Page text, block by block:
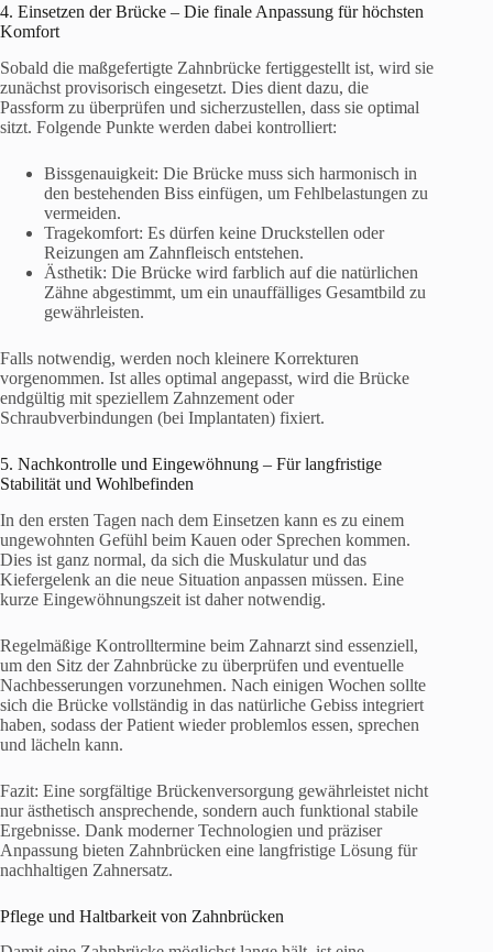
4. Einsetzen der Brücke – Die finale Anpassung für höchsten
Komfort
Sobald die maßgefertigte Zahnbrücke fertiggestellt ist, wird sie
zunächst provisorisch eingesetzt. Dies dient dazu, die
Passform zu überprüfen und sicherzustellen, dass sie optimal
sitzt. Folgende Punkte werden dabei kontrolliert:
Bissgenauigkeit: Die Brücke muss sich harmonisch in
den bestehenden Biss einfügen, um Fehlbelastungen zu
vermeiden.
Tragekomfort: Es dürfen keine Druckstellen oder
Reizungen am Zahnfleisch entstehen.
Ästhetik: Die Brücke wird farblich auf die natürlichen
Zähne abgestimmt, um ein unauffälliges Gesamtbild zu
gewährleisten.
Falls notwendig, werden noch kleinere Korrekturen
vorgenommen. Ist alles optimal angepasst, wird die Brücke
endgültig mit speziellem Zahnzement oder
Schraubverbindungen (bei Implantaten) fixiert.
5. Nachkontrolle und Eingewöhnung – Für langfristige
Stabilität und Wohlbefinden
In den ersten Tagen nach dem Einsetzen kann es zu einem
ungewohnten Gefühl beim Kauen oder Sprechen kommen.
Dies ist ganz normal, da sich die Muskulatur und das
Kiefergelenk an die neue Situation anpassen müssen. Eine
kurze Eingewöhnungszeit ist daher notwendig.
Regelmäßige Kontrolltermine beim Zahnarzt sind essenziell,
um den Sitz der Zahnbrücke zu überprüfen und eventuelle
Nachbesserungen vorzunehmen. Nach einigen Wochen sollte
sich die Brücke vollständig in das natürliche Gebiss integriert
haben, sodass der Patient wieder problemlos essen, sprechen
und lächeln kann.
Fazit: Eine sorgfältige Brückenversorgung gewährleistet nicht
nur ästhetisch ansprechende, sondern auch funktional stabile
Ergebnisse. Dank moderner Technologien und präziser
Anpassung bieten Zahnbrücken eine langfristige Lösung für
nachhaltigen Zahnersatz.
Pflege und Haltbarkeit von Zahnbrücken